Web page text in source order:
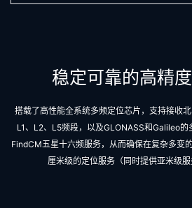
稳定可靠的高精
搭载了高性能全系统多频定位芯片，支持接收
L1、L2、L5频段，以及GLONASS和Galileo
FindCM五星十六频服务，从而确保在复杂多变
厘米级的定位服务（同时提供亚米级服